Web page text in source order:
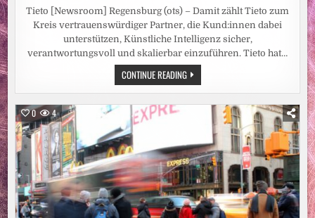
Tieto [Newsroom] Regensburg (ots) – Damit zählt Tieto zum
Kreis vertrauenswürdiger Partner, die Kund:innen dabei
unterstützen, Künstliche Intelligenz sicher,
verantwortungsvoll und skalierbar einzuführen. Tieto hat…
CONTINUE READINGTIETO
ERHÄLT
MICROSOFT
FRONTIER
PARTNER
0 4